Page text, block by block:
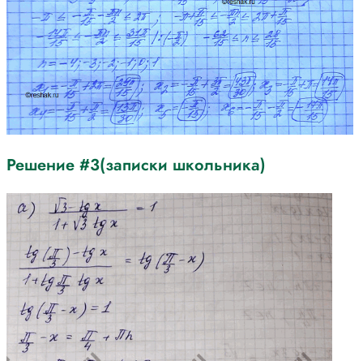
Решение #3(записки школьника)